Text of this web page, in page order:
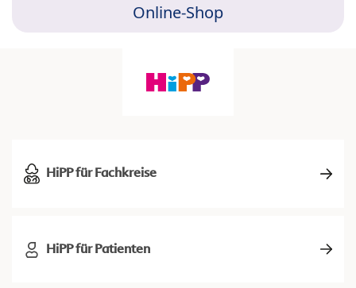
Online-Shop
HiPP für Fachkreise
HiPP für Patienten